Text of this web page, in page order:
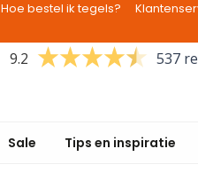
Hoe bestel ik tegels?
9.2 537
Sale Tips en inspiratie